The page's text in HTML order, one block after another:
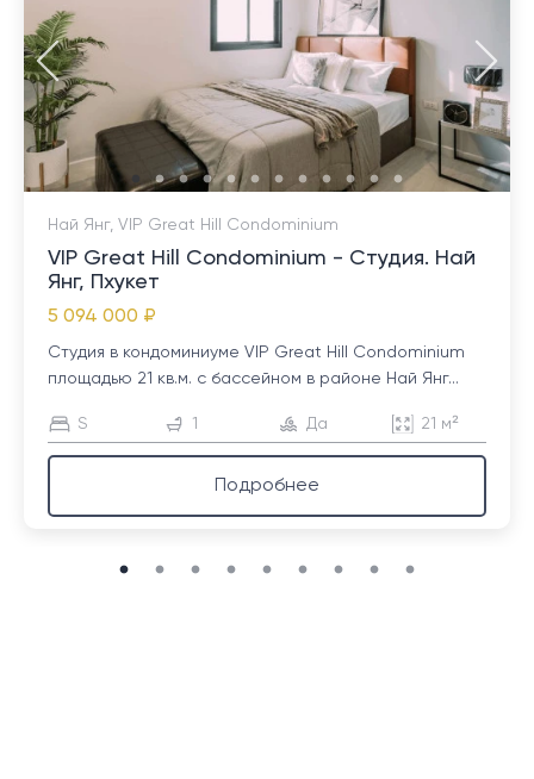
Най Янг, VIP Great Hill Condominium
VIP Great Hill Condominium - Студия. Най
Янг, Пхукет
5 094 000 ₽
Студия в кондоминиуме VIP Great Hill Condominium
площадью 21 кв.м. с бассейном в районе Най Янг...
S 1 Да 21 м²
Подробнее